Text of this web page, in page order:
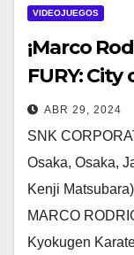
VIDEOJUEGOS
¡Marco
FURY:
ABR 29, 2024
SNK
Osaka, Osaka,
Kenji
MARCO
Kyokugen